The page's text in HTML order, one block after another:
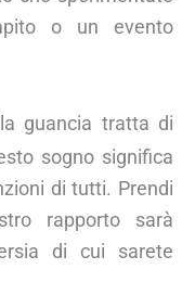
o un evento
guancia tratta di
sogno significa
di tutti. Prendi
rapporto sarà
di cui sarete